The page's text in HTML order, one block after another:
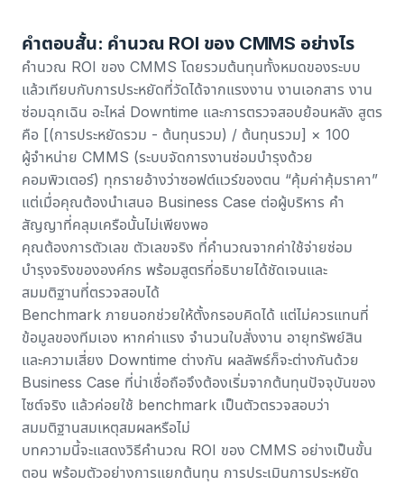
คำตอบสั้น: คำนวณ ROI ของ CMMS อย่างไร
คำนวณ ROI ของ CMMS โดยรวมต้นทุนทั้งหมดของระบบ
แล้วเทียบกับการประหยัดที่วัดได้จากแรงงาน งานเอกสาร งาน
ซ่อมฉุกเฉิน อะไหล่ Downtime และการตรวจสอบย้อนหลัง สูตร
คือ [(การประหยัดรวม - ต้นทุนรวม) / ต้นทุนรวม] × 100
ผู้จำหน่าย CMMS (ระบบจัดการงานซ่อมบำรุงด้วย
คอมพิวเตอร์) ทุกรายอ้างว่าซอฟต์แวร์ของตน “คุ้มค่าคุ้มราคา”
แต่เมื่อคุณต้องนำเสนอ Business Case ต่อผู้บริหาร คำ
สัญญาที่คลุมเครือนั้นไม่เพียงพอ
คุณต้องการตัวเลข ตัวเลขจริง ที่คำนวณจากค่าใช้จ่ายซ่อม
บำรุงจริงขององค์กร พร้อมสูตรที่อธิบายได้ชัดเจนและ
สมมติฐานที่ตรวจสอบได้
Benchmark ภายนอกช่วยให้ตั้งกรอบคิดได้ แต่ไม่ควรแทนที่
ข้อมูลของทีมเอง หากค่าแรง จำนวนใบสั่งงาน อายุทรัพย์สิน
และความเสี่ยง Downtime ต่างกัน ผลลัพธ์ก็จะต่างกันด้วย
Business Case ที่น่าเชื่อถือจึงต้องเริ่มจากต้นทุนปัจจุบันของ
ไซต์จริง แล้วค่อยใช้ benchmark เป็นตัวตรวจสอบว่า
สมมติฐานสมเหตุสมผลหรือไม่
บทความนี้จะแสดงวิธีคำนวณ ROI ของ CMMS อย่างเป็นขั้น
ตอน พร้อมตัวอย่างการแยกต้นทุน การประเมินการประหยัด